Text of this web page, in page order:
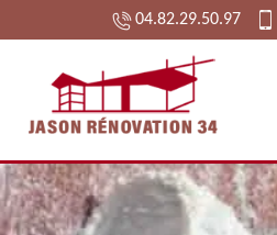
04.82.29.50.97